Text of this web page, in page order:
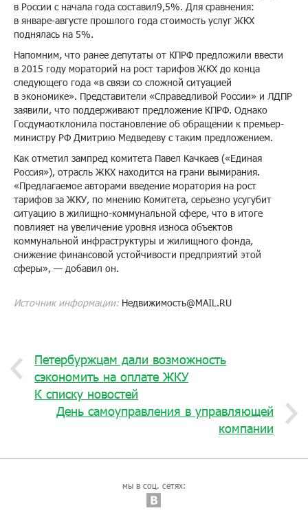
в России с начала года составил9,5%. Для сравнения:
в январе-августе прошлого года стоимость услуг ЖКХ
поднялась на 5%.
Напомним, что ранее депутаты от КПРФ предложили ввести
в 2015 году мораторий на рост тарифов ЖКХ до конца
следующего года «в связи со сложной ситуацией
в экономике». Представители «Справедливой России» и ЛДПР
заявили, что поддерживают предложение КПРФ. Однако
Госдумаотклонила постановление об обращении к премьер-
министру РФ Дмитрию Медведеву с таким предложением.
Как отметил зампред комитета Павел Качкаев («Единая
Россия»), отрасль ЖКХ находится на грани вымирания.
«Предлагаемое авторами введение моратория на рост
тарифов за ЖКУ, по мнению Комитета, серьезно усугубит
ситуацию в жилищно-коммунальной сфере, что в итоге
повлияет на увеличение уровня износа объектов
коммунальной инфраструктуры и жилищного фонда,
снижение финансовой устойчивости предприятий этой
сферы», — добавил он.
Источник информации: Недвижимость@MAIL.RU
Петербуржцам дали возможность
сэкономить на оплате ЖКУ
К списку новостей
День самоуправления в управляющей
компании
мы в соц. сетях: